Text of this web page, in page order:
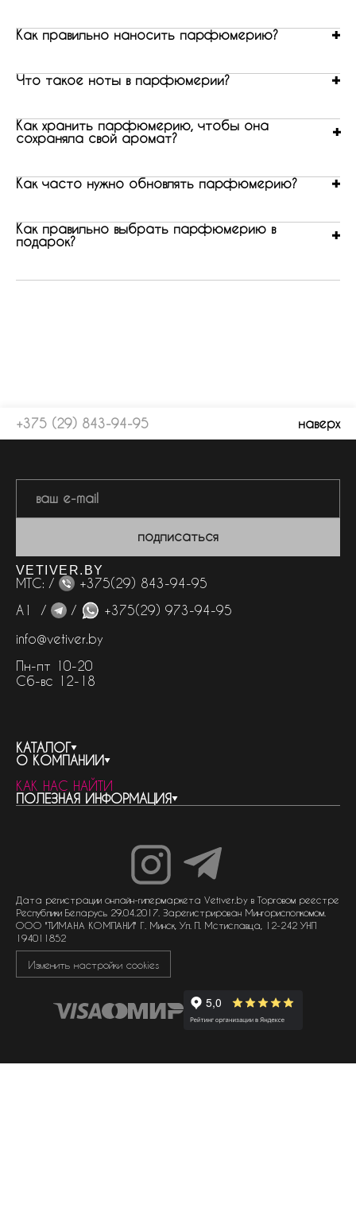
Как правильно наносить парфюмерию?
Что такое ноты в парфюмерии?
Как хранить парфюмерию, чтобы она
сохраняла свой аромат?
Как часто нужно обновлять парфюмерию?
Как правильно выбрать парфюмерию в
подарок?
+375 (29) 843-94-95 наверх
подписаться
VETIVER.BY
МТС: /
+375(29) 843-94-95
А1 /
/
+375(29) 973-94-95
info@vetiver.by
Пн-пт 10-20
Сб-вс 12-18
КАТАЛОГ
весь каталог
бренды
женская парфюмерия
мужская парфюмерия
унисекс парфюмерия
О КОМПАНИИ
контакты
о компании
доставка и оплата
КАК НАС НАЙТИ
ПОЛЕЗНАЯ ИНФОРМАЦИЯ
как совершить покупку
политика обработки персональных данных
политика обработки файлов cookie
Дата регистрации онлайн-гипермаркета Vetiver.by в Торговом реестре
Республики Беларусь 29.04.2017. Зарегистрирован Мингорисполкомом.
ООО "ТИМАНА КОМПАНИ" Г. Минск, Ул. П. Мстиславца, 12-242 УНП
194011852
Изменить настройки cookies